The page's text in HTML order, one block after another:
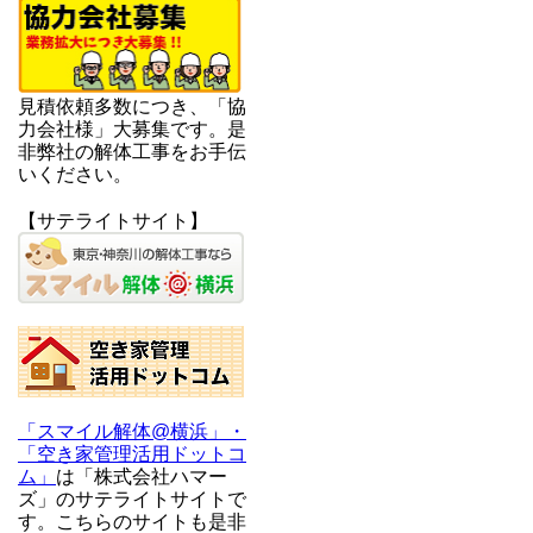
見積依頼多数につき、「協
力会社様」大募集です。是
非弊社の解体工事をお手伝
いください。
【サテライトサイト】
「スマイル解体@横浜」・
「空き家管理活用ドットコ
ム」 は「株式会社ハマー
ズ」のサテライトサイトで
す。こちらのサイトも是非